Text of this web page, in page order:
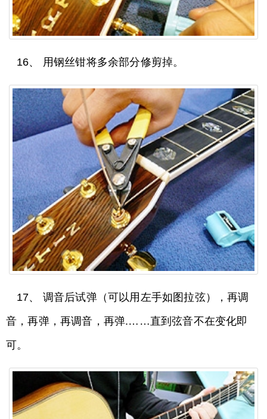
16、 用钢丝钳将多余部分修剪掉。
17、 调音后试弹（可以用左手如图拉弦），再调
音，再弹，再调音，再弹.……直到弦音不在变化即
可。